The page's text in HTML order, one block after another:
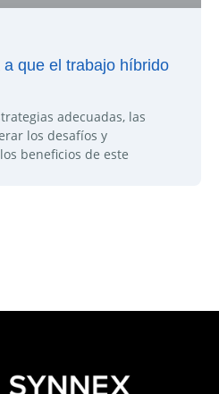
que el trabajo híbrido
adecuadas, las
los desafíos y
beneficios de este